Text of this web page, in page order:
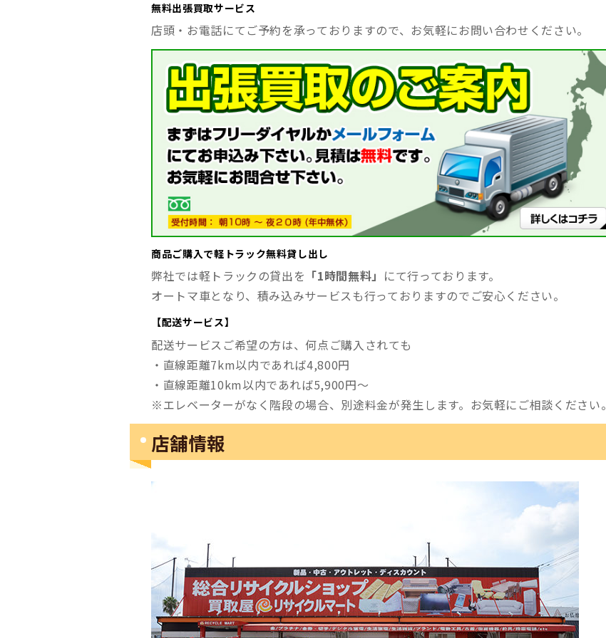
無料出張買取サービス
店頭・お電話にてご予約を承っておりますので、お気軽にお問い合わせください。
商品ご購入で軽トラック無料貸し出し
弊社では軽トラックの貸出を 「1時間無料」 にて行っております。
オートマ車となり、積み込みサービスも行っておりますのでご安心ください。
【配送サービス】
配送サービスご希望の方は、何点ご購入されても
・直線距離7km以内であれば4,800円
・直線距離10km以内であれば5,900円～
※エレベーターがなく階段の場合、別途料金が発生します。お気軽にご相談ください。
店舗情報